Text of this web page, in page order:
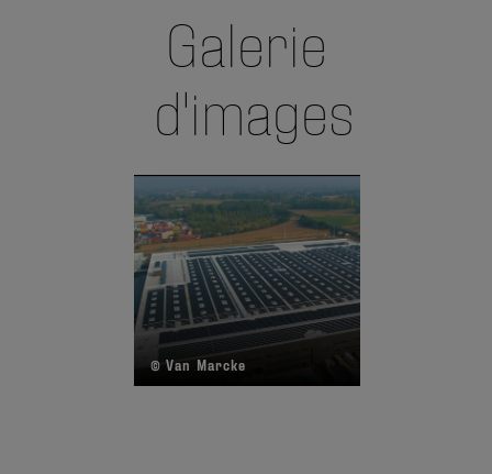
Galerie
d'images
© Van Marcke